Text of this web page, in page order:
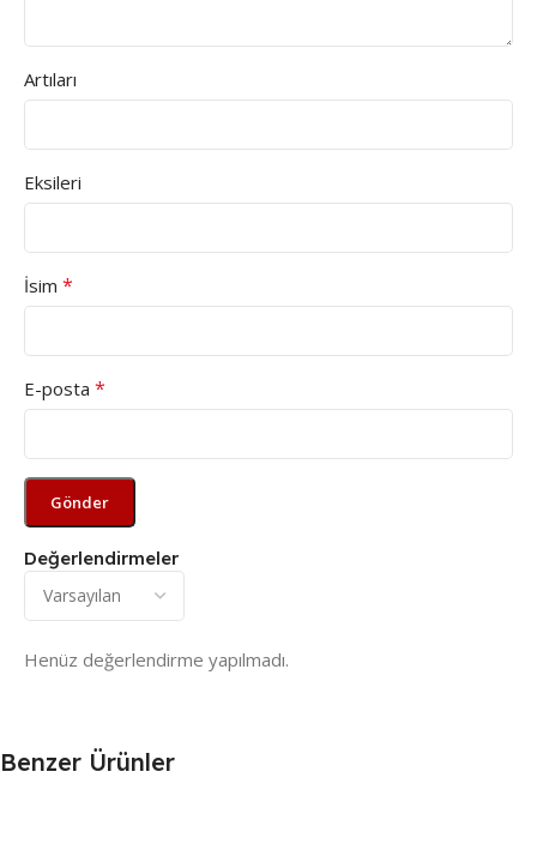
Değerlendirmeler
Henüz değerlendirme yapılmadı.
Artıları
Eksileri
İsim *
E-posta *
Benzer Ürünler